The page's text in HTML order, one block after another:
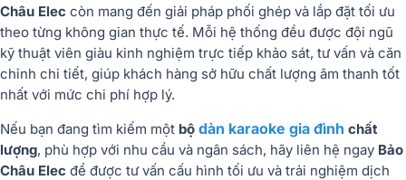
Châu Elec còn mang đến giải pháp phối ghép và lắp đặt tối ưu
theo từng không gian thực tế. Mỗi hệ thống đều được đội ngũ
kỹ thuật viên giàu kinh nghiệm trực tiếp khảo sát, tư vấn và căn
chỉnh chi tiết, giúp khách hàng sở hữu chất lượng âm thanh tốt
nhất với mức chi phí hợp lý.
Nếu bạn đang tìm kiếm một bộ dàn karaoke gia đình chất
lượng, phù hợp với nhu cầu và ngân sách, hãy liên hệ ngay Bảo
Châu Elec để được tư vấn cấu hình tối ưu và trải nghiệm dịch